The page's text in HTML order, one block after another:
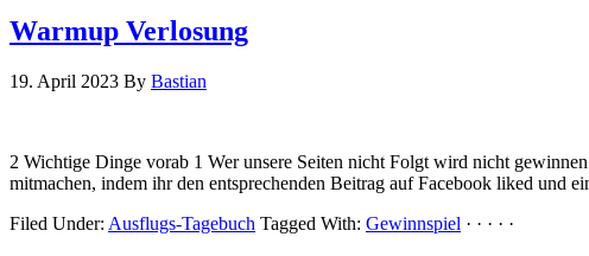
Warmup Verlosung
19. April 2023 By Bastian
2 Wichtige Dinge vorab 1 Wer unsere Seiten nicht Folgt wird nicht
mitmachen, indem ihr den entsprechenden Beitrag auf Facebook liked
Filed Under: Ausflugs-Tagebuch Tagged With: Gewinnspiel · · · · ·